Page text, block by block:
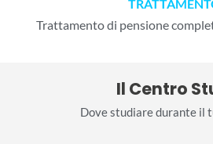
Trattamento di pensione
Il Centro
Dove studiare durante il